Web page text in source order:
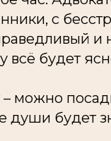
с
всё будет
можно
будет